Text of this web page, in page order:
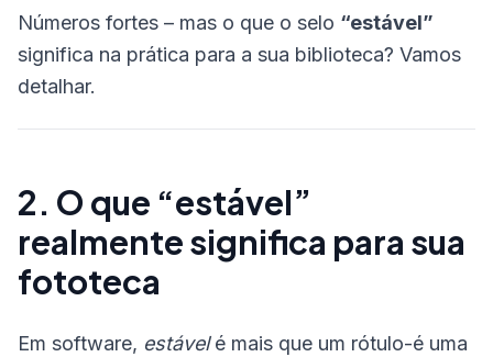
Números fortes – mas o que o selo “estável”
significa na prática para a sua biblioteca? Vamos
detalhar.
2. O que “estável”
realmente significa para sua
fototeca
Em software, estávelé mais que um rótulo-é uma